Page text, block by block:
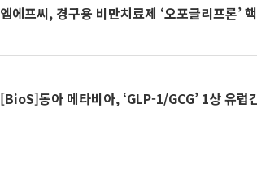
엠에프씨, 경구용 비만치료제 ‘오포글리프론’
[BioS]동아 메타비아, ‘GLP-1/GCG’ 1상 유럽